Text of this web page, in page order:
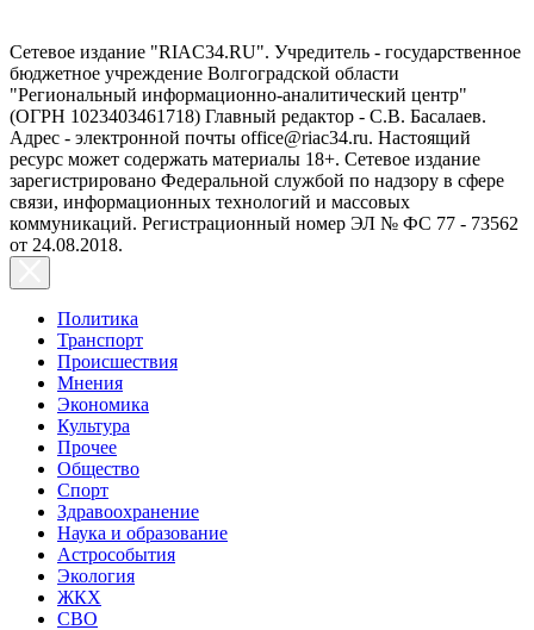
Сетевое издание "RIAC34.RU". Учредитель - государственное
бюджетное учреждение Волгоградской области
"Региональный информационно-аналитический центр"
(ОГРН 1023403461718) Главный редактор - С.В. Басалаев.
Адрес - электронной почты office@riac34.ru. Настоящий
ресурс может содержать материалы 18+. Сетевое издание
зарегистрировано Федеральной службой по надзору в сфере
связи, информационных технологий и массовых
коммуникаций. Регистрационный номер ЭЛ № ФС 77 - 73562
от 24.08.2018.
Политика
Транспорт
Происшествия
Мнения
Экономика
Культура
Прочее
Общество
Спорт
Здравоохранение
Наука и образование
Астрособытия
Экология
ЖКХ
СВО